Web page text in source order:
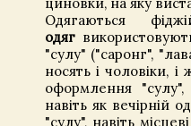
Одягаються
одяг
"сулу" ("саронг",
носять і чоловіки, і
оформлення "сулу",
навіть як вечірній
"сулу", навіть